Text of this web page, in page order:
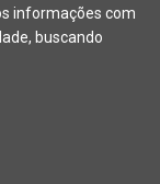
informações com
buscando